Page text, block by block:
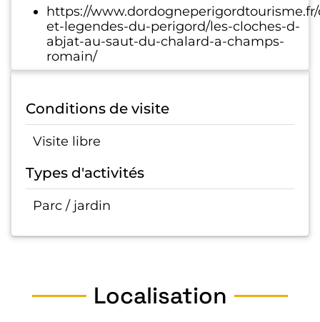
https://
et-legendes-du-perigord/les-cloches-d-
abjat-au-saut-du-chalard-a-champs-
romain/
Conditions de visite
Visite libre
Types d'activités
Parc / jardin
Localisation